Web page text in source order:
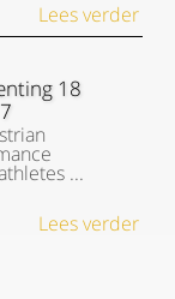
Lees verder
18
...
Lees verder